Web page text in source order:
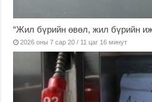
“Жил бүрийн өвөл, жил бүрийн
2026 оны 7 сар 20 / 11 цаг 16 минут